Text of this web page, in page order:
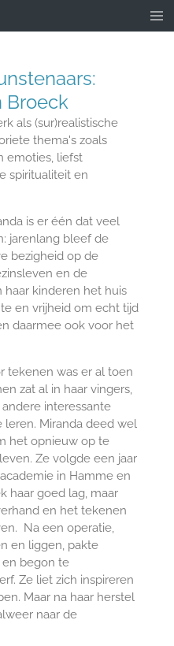
Broeck
als (sur)realistische
thema's zoals
emoties, liefst
spiritualiteit en
is er één dat veel
jarenlang bleef de
bezigheid op de
en de
haar kinderen het huis
en vrijheid om echt tijd
daarmee ook voor het
tekenen was er al toen
zat al in haar vingers,
interessante
Miranda deed wel
het opnieuw op te
Ze volgde een jaar
in Hamme en
haar goed lag, maar
en het tekenen
Na een operatie,
en liggen, pakte
en begon te
Ze liet zich inspireren
Maar na haar herstel
naar de